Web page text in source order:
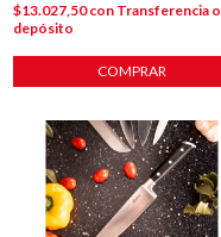
$13.027,50con Transferencia o
depósito
COMPRAR